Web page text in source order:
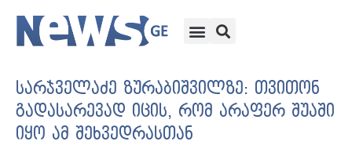
სარჯველაძე ზურაბიშვილზე: თვითონ
გადასარევად იცის, რომ არაფერ შუაში
იყო ამ შეხვედრასთან